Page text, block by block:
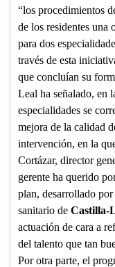
“los procedimientos
de los residentes una
para dos
través de esta
que concluían su
Leal ha señalado, en
especialidades se
mejora de la calidad
intervención, en la
Cortázar, director
gerente ha querido
plan, desarrollado
sanitario de Castilla-
actuación de cara a
del talento que tan
Por otra parte, el